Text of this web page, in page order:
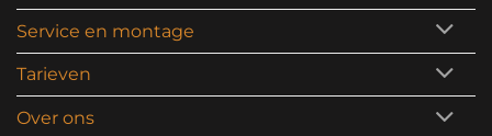
Service en montage
Tarieven
Over ons